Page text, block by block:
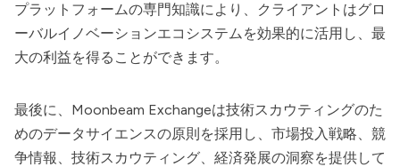
プラットフォームの専門知識により、クライアントはグロ
ーバルイノベーションエコシステムを効果的に活用し、最
大の利益を得ることができます。
最後に、Moonbeam Exchangeは技術スカウティングのた
めのデータサイエンスの原則を採用し、市場投入戦略、競
争情報、技術スカウティング、経済発展の洞察を提供して